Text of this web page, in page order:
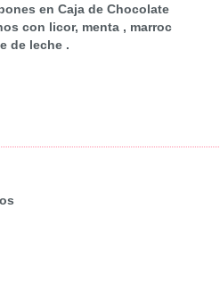
en Caja de Chocolate
con licor, menta , marroc
de leche .